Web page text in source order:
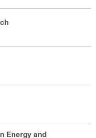
Energy and